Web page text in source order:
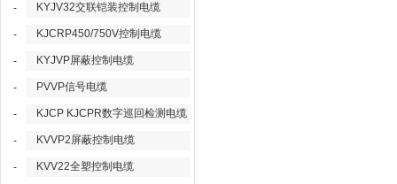
- KYJV32交联铠装控制电缆
- KJCRP450/750V控制电缆
- KYJVP屏蔽控制电缆
- PVVP信号电缆
- KJCP KJCPR数字巡回检测电缆
- KVVP2屏蔽控制电缆
- KVV22全塑控制电缆